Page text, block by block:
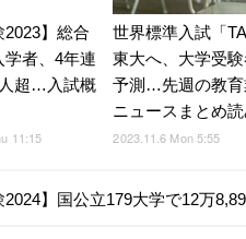
2023】総合
学者、4年連
超…入試概
11:15
世界標準入試「
東大へ、大学受
予測…先週の教育
ニュースまとめ読
2023.11.6 Mon 5:55
2024】国公立179大学で12万